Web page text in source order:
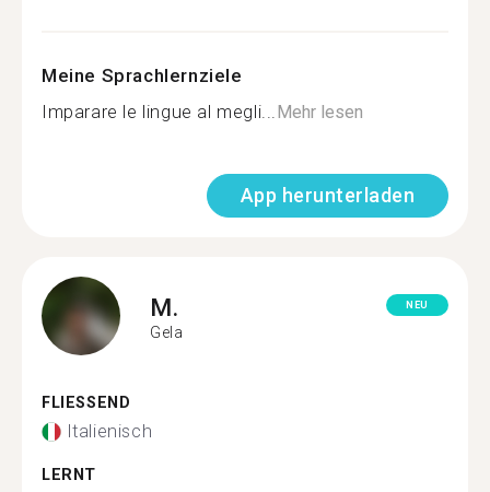
Meine Sprachlernziele
Imparare le lingue al megli... Mehr lesen
App herunterladen
M.
Gela
NEU
FLIESSEND
Italienisch
LERNT